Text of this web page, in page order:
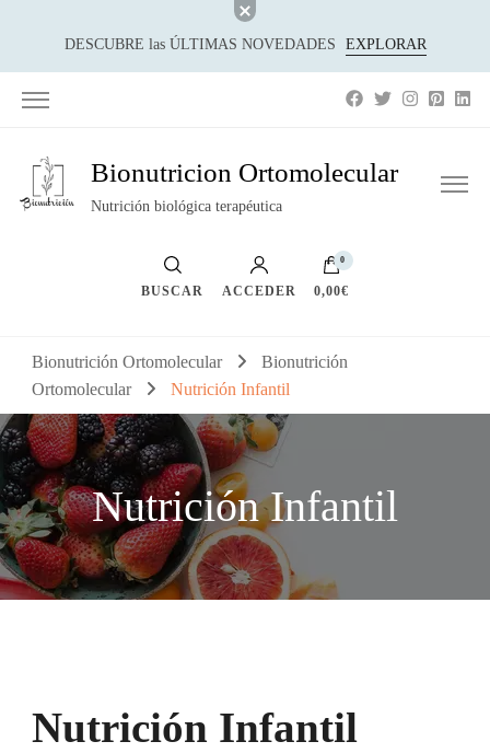
DESCUBRE las ÚLTIMAS NOVEDADES EXPLORAR
Bionutricion Ortomolecular
Nutrición biológica terapéutica
BUSCAR ACCEDER
0
0,00€
Bionutrición Ortomolecular
Bionutrición
Ortomolecular
Nutrición Infantil
Nutrición Infantil
Nutrición Infantil